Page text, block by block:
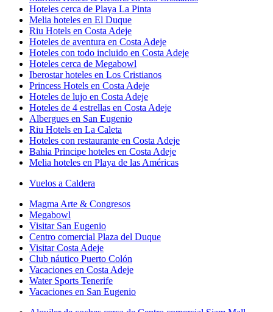
Hoteles cerca de Playa La Pinta
Melia hoteles en El Duque
Riu Hotels en Costa Adeje
Hoteles de aventura en Costa Adeje
Hoteles con todo incluido en Costa Adeje
Hoteles cerca de Megabowl
Iberostar hoteles en Los Cristianos
Princess Hotels en Costa Adeje
Hoteles de lujo en Costa Adeje
Hoteles de 4 estrellas en Costa Adeje
Albergues en San Eugenio
Riu Hotels en La Caleta
Hoteles con restaurante en Costa Adeje
Bahia Principe hoteles en Costa Adeje
Melia hoteles en Playa de las Américas
Vuelos a Caldera
Magma Arte & Congresos
Megabowl
Visitar San Eugenio
Centro comercial Plaza del Duque
Visitar Costa Adeje
Club náutico Puerto Colón
Vacaciones en Costa Adeje
Water Sports Tenerife
Vacaciones en San Eugenio